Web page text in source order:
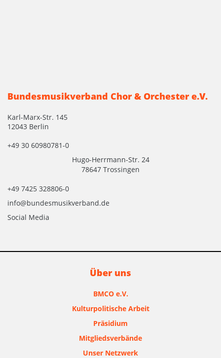
Bundesmusikverband Chor & Orchester e.V.
Karl-Marx-Str. 145
12043 Berlin
+49 30 60980781-0
Hugo-Herrmann-Str. 24
78647 Trossingen
+49 7425 328806-0
info@bundesmusikverband.de
Social Media
Über uns
BMCO e.V.
Kulturpolitische Arbeit
Präsidium
Mitgliedsverbände
Unser Netzwerk